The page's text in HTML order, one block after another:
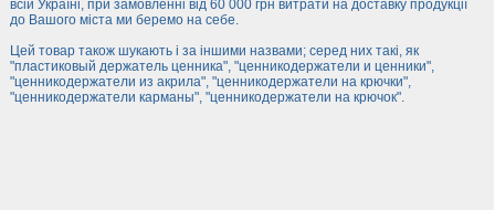
всій Україні, при замовленні від 60 000 грн витрати на доставку продукції
до Вашого міста ми беремо на себе.
Цей товар також шукають і за іншими назвами; серед них такі, як
"пластиковый держатель ценника", "ценникодержатели и ценники",
"ценникодержатели из акрила", "ценникодержатели на крючки",
"ценникодержатели карманы", "ценникодержатели на крючок".